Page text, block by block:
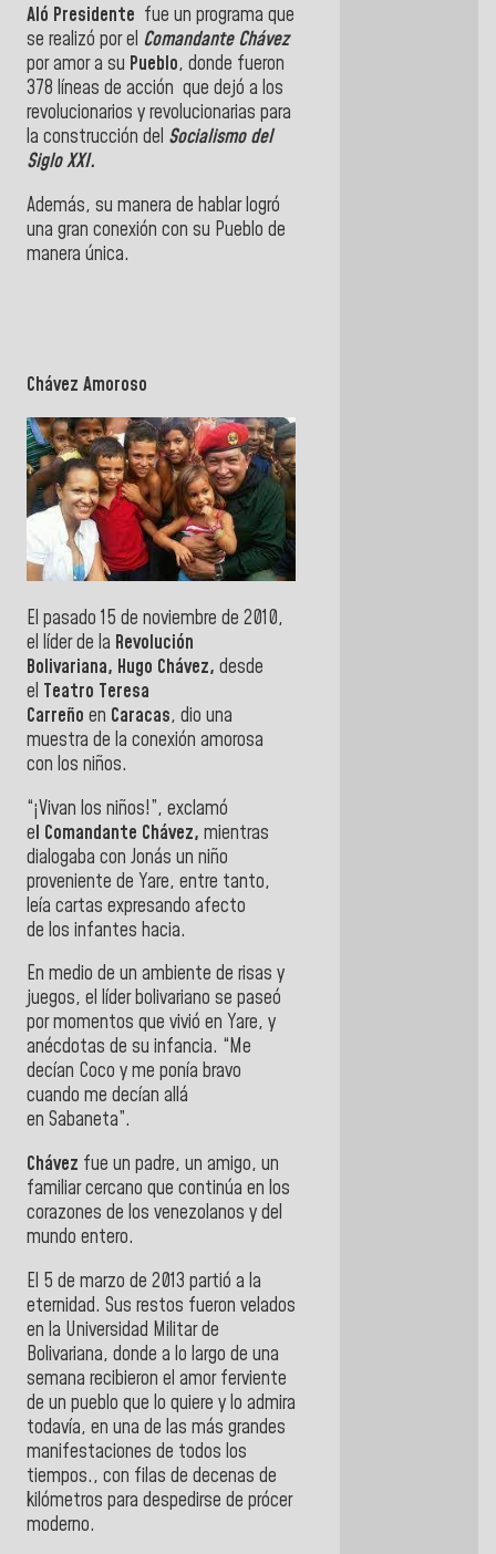
Aló Presidente fue un programa que
se realizó por el Comandante Chávez
por amor a su Pueblo, donde fueron
378 líneas de acción que dejó a los
revolucionarios y revolucionarias para
la construcción del Socialismo del
Siglo XXI.
Además, su manera de hablar logró
una gran conexión con su Pueblo de
manera única.
Chávez Amoroso
El pasado 15 de noviembre de 2010,
el líder de la Revolución
Bolivariana, Hugo Chávez, desde
el Teatro Teresa
Carreño en Caracas, dio una
muestra de la conexión amorosa
con los niños.
“¡Vivan los niños!”, exclamó
el Comandante Chávez, mientras
dialogaba con Jonás un niño
proveniente de Yare, entre tanto,
leía cartas expresando afecto
de los infantes hacia.
En medio de un ambiente de risas y
juegos, el líder bolivariano se paseó
por momentos que vivió en Yare, y
anécdotas de su infancia. “Me
decían Coco y me ponía bravo
cuando me decían allá
en Sabaneta”.
Chávez fue un padre, un amigo, un
familiar cercano que continúa en los
corazones de los venezolanos y del
mundo entero.
El 5 de marzo de 2013 partió a la
eternidad. Sus restos fueron velados
en la Universidad Militar de
Bolivariana, donde a lo largo de una
semana recibieron el amor ferviente
de un pueblo que lo quiere y lo admira
todavía, en una de las más grandes
manifestaciones de todos los
tiempos., con filas de decenas de
kilómetros para despedirse de prócer
moderno.